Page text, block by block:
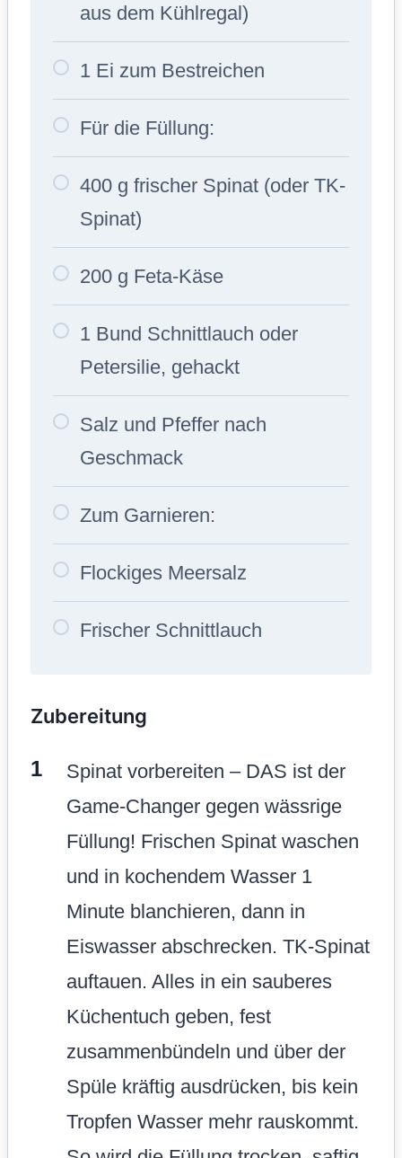
aus dem Kühlregal)
1 Ei zum Bestreichen
Für die Füllung:
400 g frischer Spinat (oder TK-
Spinat)
200 g Feta-Käse
1 Bund Schnittlauch oder
Petersilie, gehackt
Salz und Pfeffer nach
Geschmack
Zum Garnieren:
Flockiges Meersalz
Frischer Schnittlauch
Zubereitung
Spinat vorbereiten – DAS ist der
Game-Changer gegen wässrige
Füllung! Frischen Spinat waschen
und in kochendem Wasser 1
Minute blanchieren, dann in
Eiswasser abschrecken. TK-Spinat
auftauen. Alles in ein sauberes
Küchentuch geben, fest
zusammenbündeln und über der
Spüle kräftig ausdrücken, bis kein
Tropfen Wasser mehr rauskommt.